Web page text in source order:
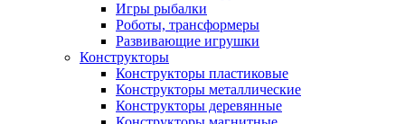
Игры рыбалки
Роботы, трансформеры
Развивающие игрушки
Конструкторы
Конструкторы пластиковые
Конструкторы металлические
Конструкторы деревянные